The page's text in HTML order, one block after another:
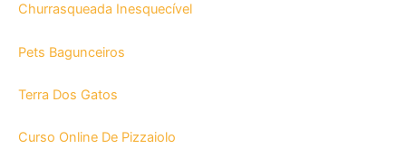
Churrasqueada Inesquecível
Pets Bagunceiros
Terra Dos Gatos
Curso Online De Pizzaiolo